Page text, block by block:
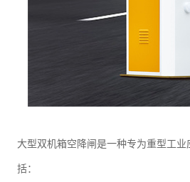
大型双机箱空降闸是一种专为重型工
括：